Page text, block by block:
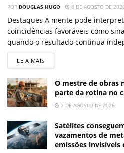
POR DOUGLAS HUGO 8 DE AGOSTO DE 2026
Destaques A mente pode
coincidências favoráveis como
quando o resultado continua
LEIA MAIS
O mestre de obras
parte da rotina no
7 DE AGOSTO DE 2026
Satélites
vazamentos de
emissões invisíveis